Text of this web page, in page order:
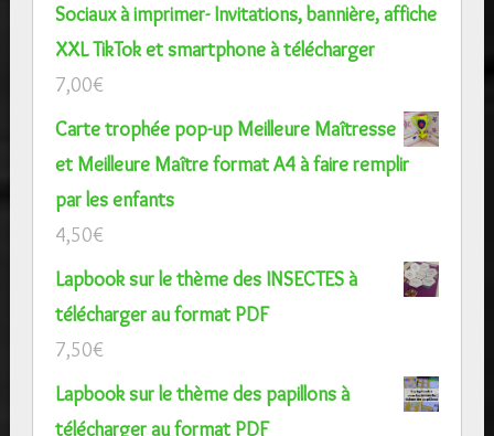
Sociaux à imprimer- Invitations, bannière, affiche
XXL TikTok et smartphone à télécharger
7,00€
Carte trophée pop-up Meilleure Maîtresse
et Meilleure Maître format A4 à faire remplir
par les enfants
4,50€
Lapbook sur le thème des INSECTES à
télécharger au format PDF
7,50€
Lapbook sur le thème des papillons à
télécharger au format PDF